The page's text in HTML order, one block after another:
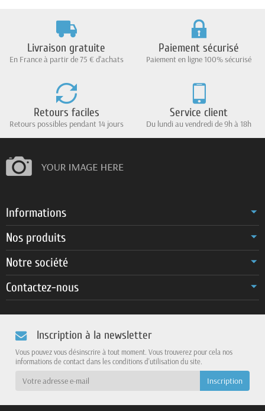
Livraison gratuite
En France à partir de 75 € d'achats
Paiement sécurisé
Paiement en ligne 100% sécurisé
Retours faciles
Retours possibles pendant 14 jours
Service client
Du lundi au vendredi de 9h à 18h
Informations
Nos produits
Notre société
Contactez-nous
Inscription à la newsletter
Vous pouvez vous désinscrire à tout moment. Vous trouverez pour cela nos
informations de contact dans les conditions d'utilisation du site.